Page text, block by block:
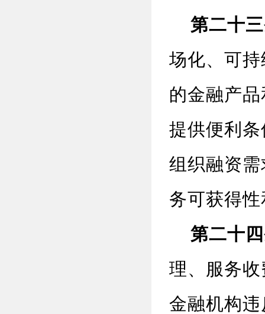
第二十
场化、可
的金融产
提供便利
组织融资
务可获得
第二十
理、服务
金融机构